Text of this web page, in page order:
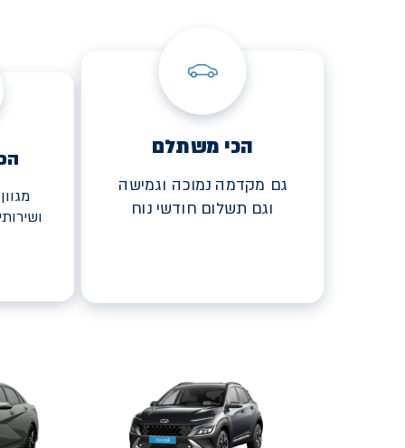
הכי משתלם
גם מקדמה נמוכה וגמישה
וגם תשלום חודשי נוח